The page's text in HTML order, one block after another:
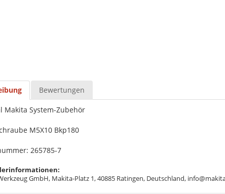
Bewertungen
Makita System-Zubehör
M5X10 Bkp180
265785-7
GmbH, Makita-Platz 1, 40885 Ratingen, Deutschland,